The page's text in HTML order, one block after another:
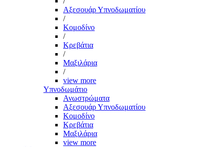
Αξεσουάρ Υπνοδωματίου
/
Κομοδίνο
/
Κρεβάτια
/
Μαξιλάρια
/
view more
Υπνοδωμάτιο
Ανωστρώματα
Αξεσουάρ Υπνοδωματίου
Κομοδίνο
Κρεβάτια
Μαξιλάρια
view more